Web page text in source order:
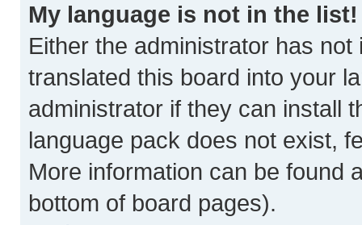
My language is not in the list!
Either the administrator has
translated this board into your
administrator if they can install
language pack does not exist,
More information can be found
bottom of board pages).